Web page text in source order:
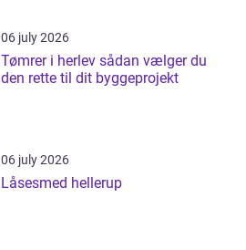
06 july 2026
Tømrer i herlev sådan vælger du
den rette til dit byggeprojekt
06 july 2026
Låsesmed hellerup